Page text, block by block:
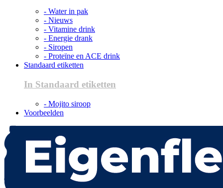
- Water in pak
- Nieuws
- Vitamine drink
- Energie drank
- Siropen
- Proteïne en ACE drink
Standaard etiketten
In Standaard etiketten
- Mojito siroop
Voorbeelden